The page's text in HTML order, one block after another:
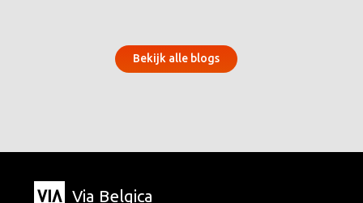
Bekijk alle blogs
Via Belgica